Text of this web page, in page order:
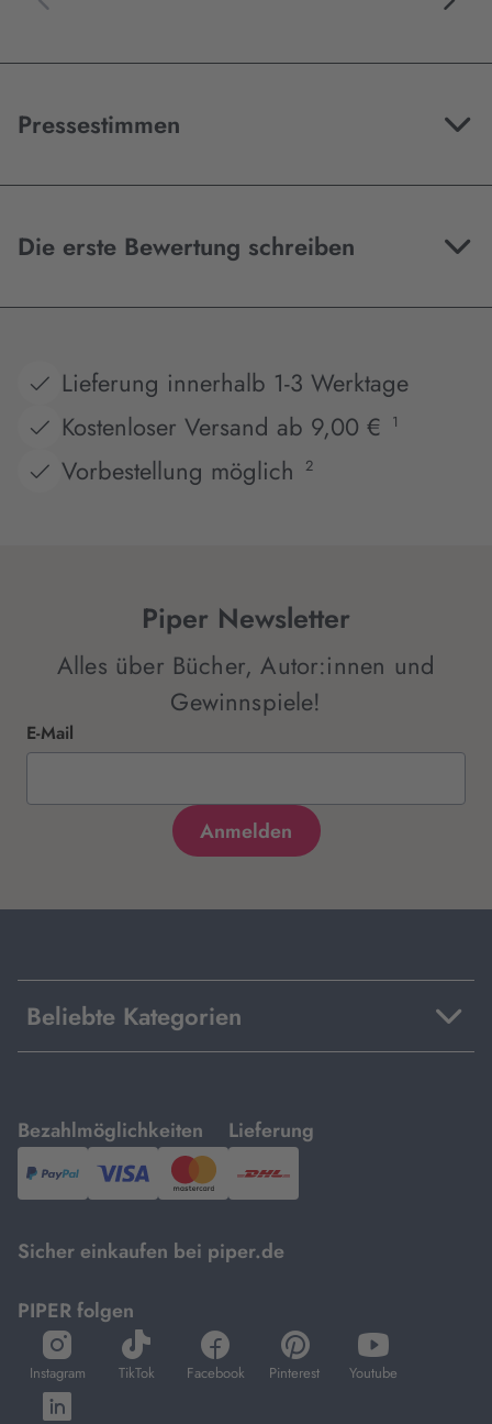
Pressestimmen
Die erste Bewertung schreiben
Lieferung innerhalb 1-3 Werktage
Kostenloser Versand ab 9,00 €
1
Vorbestellung möglich 2
Piper Newsletter
Alles über Bücher, Autor:innen und
Gewinnspiele!
E-Mail
Beliebte Kategorien
Bezahlmöglichkeiten
mit
PayPal,Visa
und
Lieferung
mit
DHL.
Sicher einkaufen bei piper.de
PIPER folgen
Instagram
öffnet
in
neuem
Tab
TikTok
öffnet
in
Facebook
öffnet
in
Pinterest
öffnet
in
Youtube
öffnet
in
öffnet